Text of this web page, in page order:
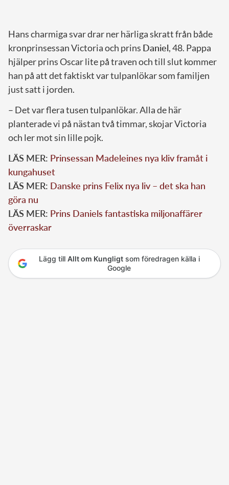
Hans charmiga svar drar ner härliga skratt från både
kronprinsessan Victoria och prins Daniel, 48. Pappa
hjälper prins Oscar lite på traven och till slut kommer
han på att det faktiskt var tulpanlökar som familjen
just satt i jorden.
– Det var flera tusen tulpanlökar. Alla de här
planterade vi på nästan två timmar, skojar Victoria
och ler mot sin lille pojk.
LÄS MER: Prinsessan Madeleines nya kliv framåt i
kungahuset
LÄS MER: Danske prins Felix nya liv – det ska han
göra nu
LÄS MER: Prins Daniels fantastiska miljonaffärer
överraskar
Lägg till Allt om Kungligtsom föredragen källa i
Google